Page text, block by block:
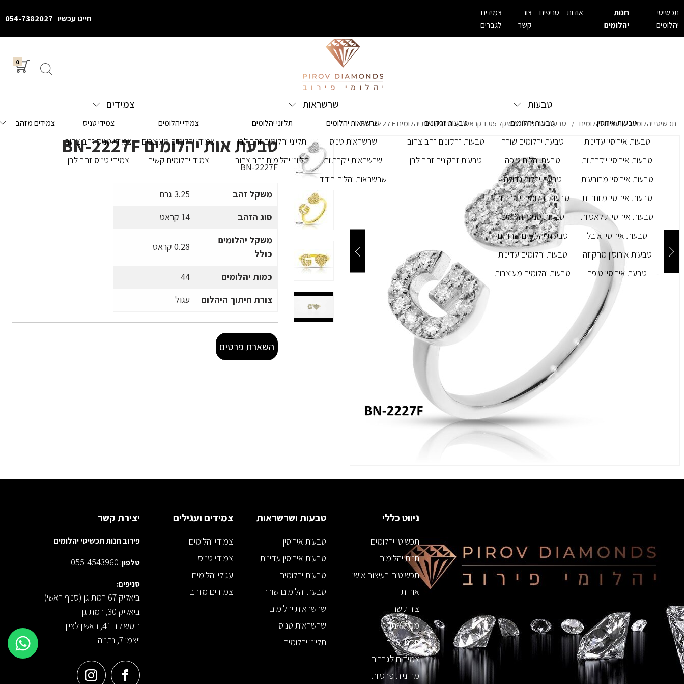
תכשיטי
יהלומים
חנות
יהלומים
אודות סניפים
צור
קשר
צמידים
לגברים
חייגו עכשיו 054-7382027
0
טבעות
טבעות אירוסין
טבעות אירוסין עדינות
טבעות אירוסין יוקרתיות
טבעות אירוסין מרובעות
טבעות אירוסין מיוחדות
טבעות אירוסין קלאסיות
טבעות אירוסין אובל
טבעות אירוסין מרקיזה
טבעת אירוסין טיפה
טבעות יהלומים
טבעת יהלומים שורה
טבעת יהלום טיפה
טבעת יהלום גדולה
טבעות יהלומים יוקרתיות
טבעות טניס יהלומים
טבעות יהלומים שחורים
טבעות יהלומים עדינות
טבעות יהלומים מעוצבות
טבעות זרקונים
טבעות זרקונים זהב צהוב
טבעות זרקונים זהב לבן
שרשראות
שרשראות יהלומים
שרשראות טניס
שרשראות יוקרתיות
שרשראות יהלום בודד
תליוני יהלומים
תליוני יהלומים זהב לבן
תליוני יהלומים זהב צהוב
צמידים
צמידי יהלומים
צמידי יהלומים מעוצבים
צמיד יהלומים קשיח
צמידי טניס
צמידי טניס זהב צהוב
צמידי טניס זהב לבן
צמידים מזהב תכשיטי יהלומים / חנות יהלומים / טבעת יהלומים במשקל 1.05 קראט / טבעת אות יהלומים BN-2227F
טבעת אות יהלומים BN-2227F
BN-2227F
משקל זהב
3.25 גרם
סוג הזהב
14 קראט
משקל יהלומים
כולל
0.28 קראט
כמות יהלומים
44
צורת חיתוך היהלום
עגול
השארת פרטים
ניווט כללי
תכשיטי יהלומים
חנות יהלומים
תכשיטים בעיצוב אישי
אודות
צור קשר
מפת אתר
תקנון אתר
צמידים לגברים
מדיניות פרטיות
טבעות ושרשראות
טבעות אירוסין
טבעות אירוסין עדינות
טבעות יהלומים
טבעת יהלומים שורה
שרשראות יהלומים
שרשראות טניס
תליוני יהלומים
צמידים ועגילים
צמידי יהלומים
צמידי טניס
עגילי יהלומים
צמידים מזהב
יצירת קשר
פירוב חנות תכשיטי יהלומים
טלפון:
055-4543960
סניפים:
ביאליק 67 רמת גן (סניף ראשי)
ביאליק 30, רמת גן
רוטשילד 41, ראשון לציון
ויצמן 7, נתניה